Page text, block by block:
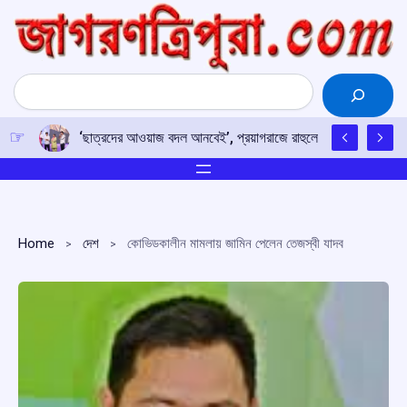
content
Search
‘ছাত্রদের আওয়াজ বদল আনবেই’, প্রয়াগরাজে রাহুলের হুঙ্কার
Home দেশ কোভিডকালীন মামলায় জামিন পেলেন তেজস্বী যাদব